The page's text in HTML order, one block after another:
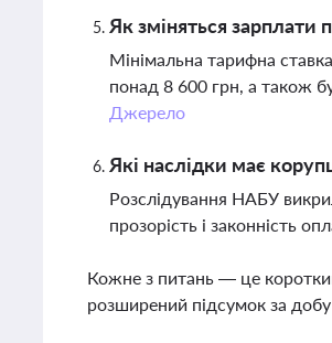
Як зміняться зарплати
Мінімальна тарифна
понад 8 600 грн, а також
Джерело
Які наслідки має
Розслідування НАБУ
прозорість і законність
Кожне з питань — це
розширений підсумок за